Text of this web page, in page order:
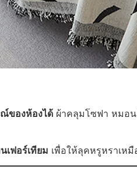
ณ์ของห้องได้ ผ้าคลุมโซฟา หมอน
เฟอร์เทียม เพื่อให้ลุคหรูหราเห